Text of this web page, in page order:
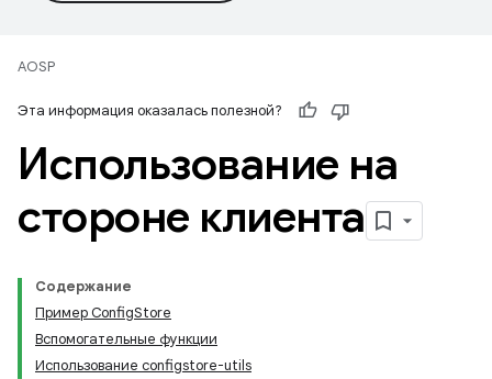
AOSP
Эта информация оказалась полезной?
Использование на
стороне клиента
Содержание
Пример ConfigStore
Вспомогательные функции
Использование configstore-utils